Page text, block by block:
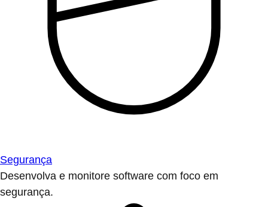
Segurança
Desenvolva e monitore software com foco em
segurança.